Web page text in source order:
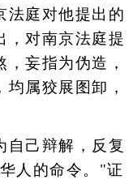
法庭对他提出的
，对南京法庭提
妄指为伪造，
属狡展图卸，
己辩解，反复
人的命令。"证